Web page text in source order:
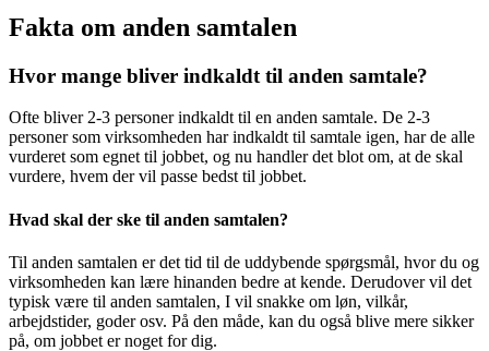
Fakta om anden samtalen
Hvor mange bliver indkaldt til anden samtale?
Ofte bliver 2-3 personer indkaldt til en anden samtale. De 2-3
personer som virksomheden har indkaldt til samtale igen, har de alle
vurderet som egnet til jobbet, og nu handler det blot om, at de skal
vurdere, hvem der vil passe bedst til jobbet.
Hvad skal der ske til anden samtalen?
Til anden samtalen er det tid til de uddybende spørgsmål, hvor du og
virksomheden kan lære hinanden bedre at kende. Derudover vil det
typisk være til anden samtalen, I vil snakke om løn, vilkår,
arbejdstider, goder osv. På den måde, kan du også blive mere sikker
på, om jobbet er noget for dig.